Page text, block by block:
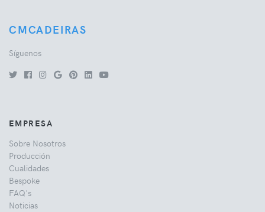
CMCADEIRAS
Síguenos
EMPRESA
Sobre Nosotros
Producción
Cualidades
Bespoke
FAQ's
Noticias